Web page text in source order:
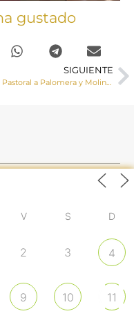
gustado
SIGUIENTE
Visita Pastoral a Palomera y Molinos de Papel
V S D
2 3 4
9 10 11